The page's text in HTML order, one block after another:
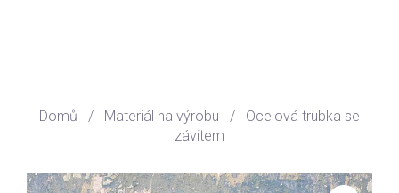
Domů / Materiál na výrobu / Ocelová trubka se
závitem